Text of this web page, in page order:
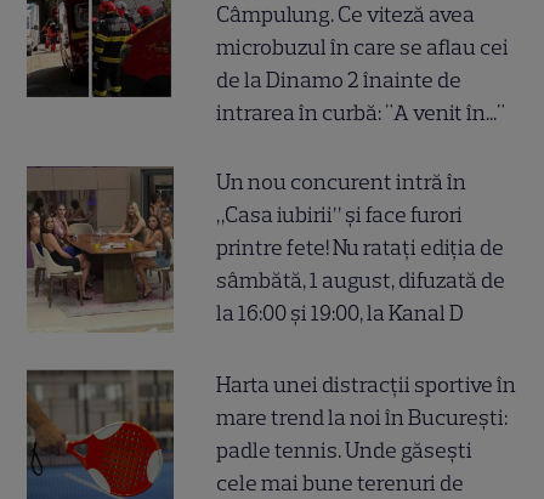
Câmpulung. Ce viteză avea
microbuzul în care se aflau cei
de la Dinamo 2 înainte de
intrarea în curbă: "A venit în..."
Un nou concurent intră în
„Casa iubirii” și face furori
printre fete! Nu ratați ediția de
sâmbătă, 1 august, difuzată de
la 16:00 și 19:00, la Kanal D
Harta unei distracții sportive în
mare trend la noi în București:
padle tennis. Unde găsești
cele mai bune terenuri de